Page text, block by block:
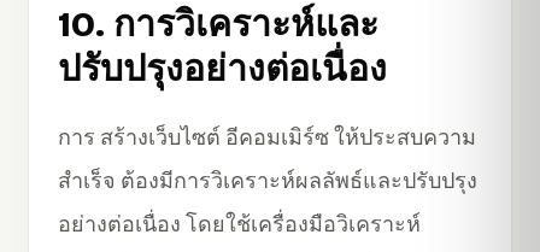
10. การวิเคราะห์และ
ปรับปรุงอย่างต่อเนื่อง
การ สร้างเว็บไซต์ อีคอมเมิร์ซ ให้ประสบความ
สำเร็จ ต้องมีการวิเคราะห์ผลลัพธ์และปรับปรุง
อย่างต่อเนื่อง โดยใช้เครื่องมือวิเคราะห์